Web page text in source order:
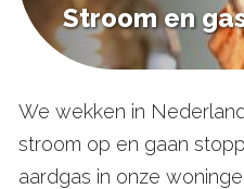
Stroom en
We wekken in
stroom op en gaan
aardgas in onze